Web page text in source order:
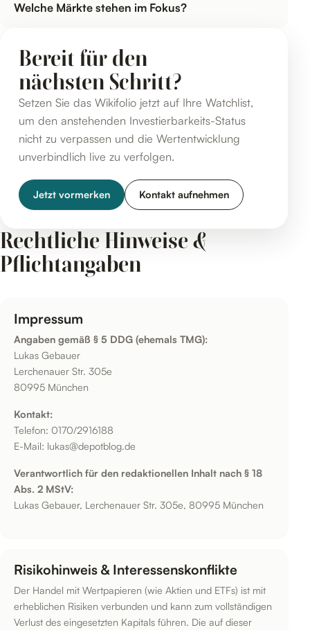
Welche Märkte stehen im Fokus?
Bereit für den
nächsten Schritt?
Setzen Sie das Wikifolio jetzt auf Ihre Watchlist,
um den anstehenden Investierbarkeits-Status
nicht zu verpassen und die Wertentwicklung
unverbindlich live zu verfolgen.
Jetzt vormerken Kontakt aufnehmen
Rechtliche Hinweise &
Pflichtangaben
Impressum
Angaben gemäß § 5 DDG (ehemals TMG):
Lukas Gebauer
Lerchenauer Str. 305e
80995 München
Kontakt:
Telefon: 0170/2916188
E-Mail: lukas@depotblog.de
Verantwortlich für den redaktionellen Inhalt nach § 18
Abs. 2 MStV:
Lukas Gebauer, Lerchenauer Str. 305e, 80995 München
Risikohinweis & Interessenskonflikte
Der Handel mit Wertpapieren (wie Aktien und ETFs) ist mit
erheblichen Risiken verbunden und kann zum vollständigen
Verlust des eingesetzten Kapitals führen. Die auf dieser